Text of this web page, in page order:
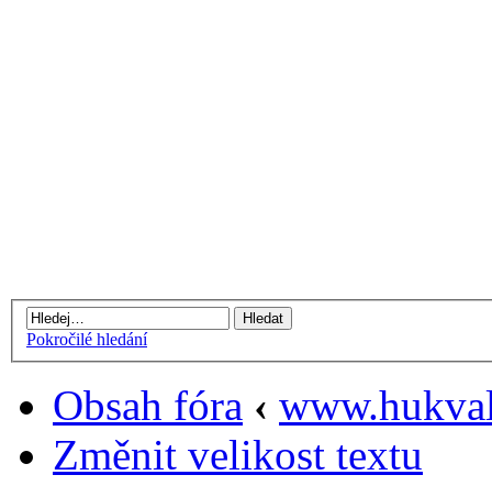
Pokročilé hledání
Obsah fóra ‹
Změnit velikost textu